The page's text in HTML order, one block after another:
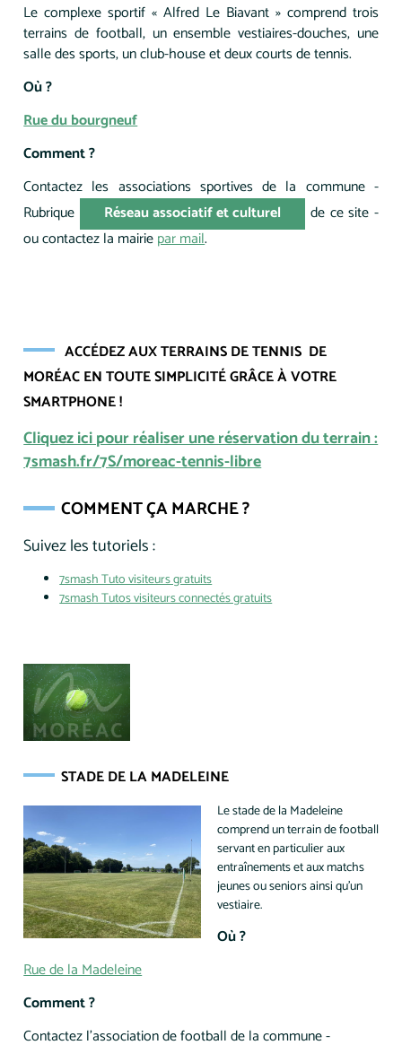
Le complexe sportif « Alfred Le Biavant » comprend trois
terrains de football, un ensemble vestiaires-douches, une
salle des sports, un club-house et deux courts de tennis.
Où ?
Rue du bourgneuf
Comment ?
Contactez les associations sportives de la commune -
Rubrique
Réseau associatif et culturel
de ce site -
ou contactez la mairiepar mail.
ACCÉDEZ AUX TERRAINS DE TENNIS DE
MORÉAC EN TOUTE SIMPLICITÉ GRÂCE À VOTRE
SMARTPHONE !
Cliquez ici pour réaliser une réservation du terrain :
7smash.fr/7S/moreac-tennis-libre
COMMENT ÇA MARCHE ?
Suivez les tutoriels :
7smash Tuto visiteurs gratuits
7smash Tutos visiteurs connectés gratuits
STADE DE LA MADELEINE
Le stade de la Madeleine
comprend un terrain de football
servant en particulier aux
entraînements et aux matchs
jeunes ou seniors ainsi qu'un
vestiaire.
Où ?
Rue de la Madeleine
Comment ?
Contactez l'association de football de la commune -